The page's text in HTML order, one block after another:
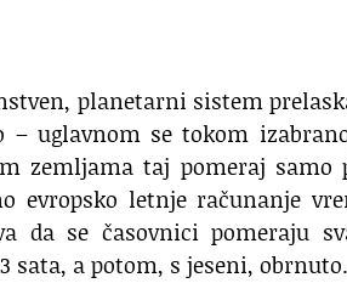
planetarni sistem
– uglavnom se tokom
zemljama taj pomeraj samo
evropsko letnje računanje
da se časovnici pomeraju
sata, a potom, s jeseni, obrnuto.